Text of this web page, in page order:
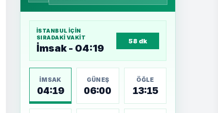
İSTANBUL IÇIN
SIRADAKI VAKIT
İmsak - 04:19
58 dk
İMSAK
04:19
GÜNEŞ
06:00
ÖĞLE
13:15